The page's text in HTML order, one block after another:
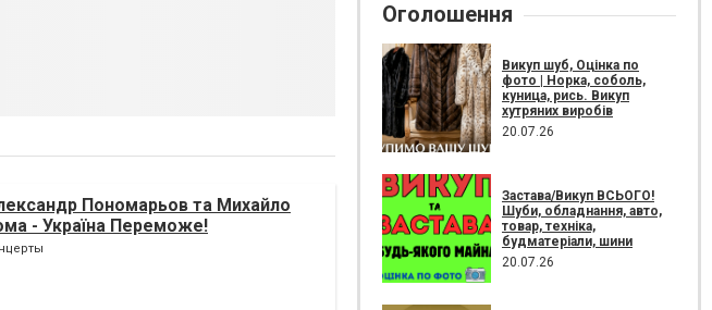
Пономарьов та Михайло
- Україна Переможе!
Оголошення
Викуп шуб, Оцінка по
фото | Норка, соболь,
куница, рись. Викуп
хутряних виробів
20.07.26
Застава/Викуп ВСЬОГО!
Шуби, обладнання, авто,
товар, техніка,
будматеріали, шини
20.07.26